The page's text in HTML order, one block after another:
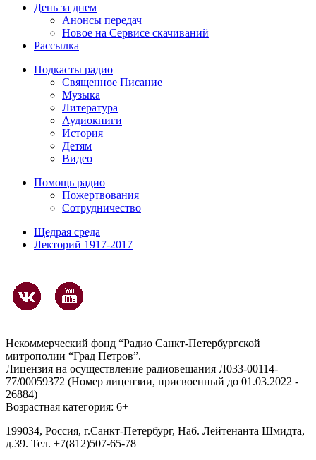
День за днем
Анонсы передач
Новое на Сервисе скачиваний
Рассылка
Подкасты радио
Священное Писание
Музыка
Литература
Аудиокниги
История
Детям
Видео
Помощь радио
Пожертвования
Сотрудничество
Щедрая среда
Лекторий 1917-2017
Некоммерческий фонд “Радио Санкт-Петербургской
митрополии “Град Петров”.
Лицензия на осуществление радиовещания Л033-00114-
77/00059372 (Номер лицензии, присвоенный до 01.03.2022 -
26884)
Возрастная категория: 6+
199034, Россия, г.Санкт-Петербург, Наб. Лейтенанта Шмидта,
д.39. Тел. +7(812)507-65-78